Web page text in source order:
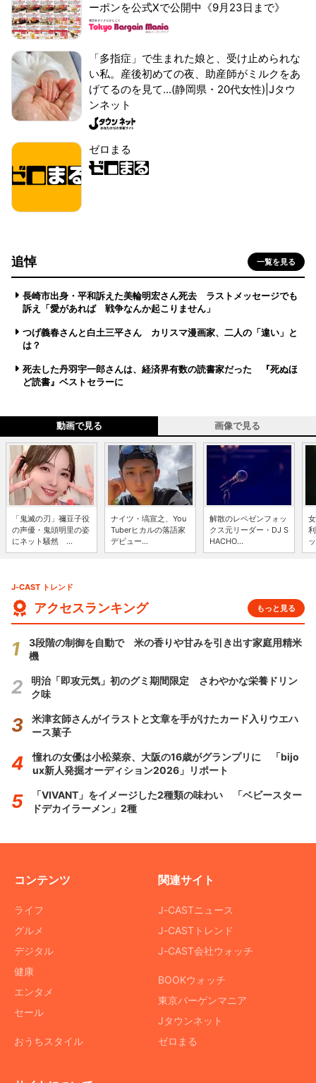
ーポンを公式Xで公開中《9月23日まで》
「多指症」で生まれた娘と、受け止められな
い私。産後初めての夜、助産師がミルクをあ
げてるのを見て...(静岡県・20代女性)|Jタウ
ンネット
ゼロまる
追悼 一覧を見る
長崎市出身・平和訴えた美輪明宏さん死去 ラストメッセージでも
訴え「愛があれば 戦争なんか起こりません」
つげ義春さんと白土三平さん カリスマ漫画家、二人の「違い」と
は？
死去した丹羽宇一郎さんは、経済界有数の読書家だった 『死ぬほ
ど読書』ベストセラーに
動画で見る 画像で見る
「鬼滅の刃」禰豆子役
の声優・鬼頭明里の姿
にネット騒然 ...
ナイツ・塙宣之、You
Tuberヒカルの落語家
デビュー...
解散のレペゼンフォッ
クス元リーダー・DJ S
HACHO...
J-CAST トレンド
アクセスランキング もっと見る
3段階の制御を自動で 米の香りや甘みを引き出す家庭用精米
機
明治「即攻元気」初のグミ期間限定 さわやかな栄養ドリン
ク味
米津玄師さんがイラストと文章を手がけたカード入りウエハ
ース菓子
憧れの女優は小松菜奈、大阪の16歳がグランプリに 「bijo
ux新人発掘オーディション2026」リポート
「VIVANT」をイメージした2種類の味わい 「ベビースター
ドデカイラーメン」2種
コンテンツ
ライフ
グルメ
デジタル
健康
エンタメ
セール
おうちスタイル
関連サイト
J-CASTニュース
J-CASTトレンド
J-CAST会社ウォッチ
BOOKウォッチ
東京バーゲンマニア
Jタウンネット
ゼロまる